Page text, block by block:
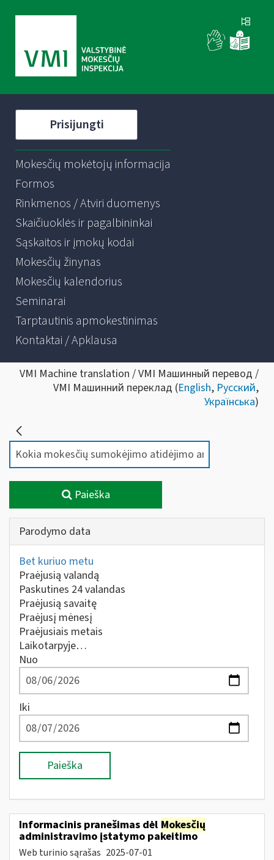
Prisijungti
Mokesčių mokėtojų informacija
Formos
Rinkmenos / Atviri duomenys
Skaičiuoklės ir pagalbininkai
Sąskaitos ir įmokų kodai
Mokesčių žinynas
Mokesčių kalendorius
Seminarai
Tarptautinis apmokestinimas
Kontaktai / Apklausa
VMI Machine translation / VMI Машинный перевод /
VMI Машинний переклад (English, Русский,
Українська)
Paieška
Parodymo data
Bet kuriuo metu
Praėjusią valandą
Paskutines 24 valandas
Praėjusią savaitę
Praėjusį mėnesį
Praėjusiais metais
Laikotarpyje…
Nuo
Iki
Paieška
Informacinis pranešimas dėl Mokesčių
administravimo įstatymo pakeitimo
Web turinio sąrašas 2025-07-01